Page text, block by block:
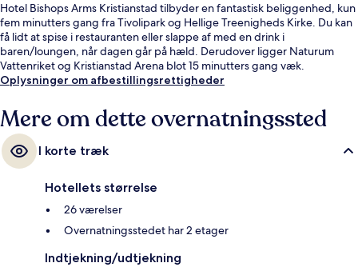
Hotel Bishops Arms Kristianstad tilbyder en fantastisk beliggenhed, kun
fem minutters gang fra Tivolipark og Hellige Treenigheds Kirke. Du kan
få lidt at spise i restauranten eller slappe af med en drink i
baren/loungen, når dagen går på hæld. Derudover ligger Naturum
Vattenriket og Kristianstad Arena blot 15 minutters gang væk.
Oplysninger om afbestillingsrettigheder
Mere om dette overnatningssted
I korte træk
Hotellets størrelse
26 værelser
Overnatningsstedet har 2 etager
Indtjekning/udtjekning